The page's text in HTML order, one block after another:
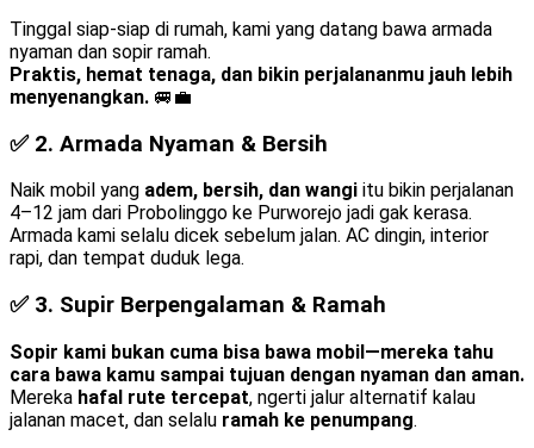
Tinggal siap-siap di rumah, kami yang datang bawa armada
nyaman dan sopir ramah.
Praktis, hemat tenaga, dan bikin perjalananmu jauh lebih
menyenangkan. 🚐💼
✅ 2. Armada Nyaman & Bersih
Naik mobil yang adem, bersih, dan wangi itu bikin perjalanan
4–12 jam dari Probolinggo ke Purworejo jadi gak kerasa.
Armada kami selalu dicek sebelum jalan. AC dingin, interior
rapi, dan tempat duduk lega.
✅ 3. Supir Berpengalaman & Ramah
Sopir kami bukan cuma bisa bawa mobil—mereka tahu
cara bawa kamu sampai tujuan dengan nyaman dan aman.
Mereka hafal rute tercepat, ngerti jalur alternatif kalau
jalanan macet, dan selalu ramah ke penumpang.